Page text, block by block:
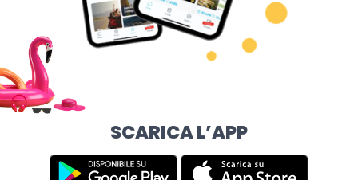
SCARICA L’APP